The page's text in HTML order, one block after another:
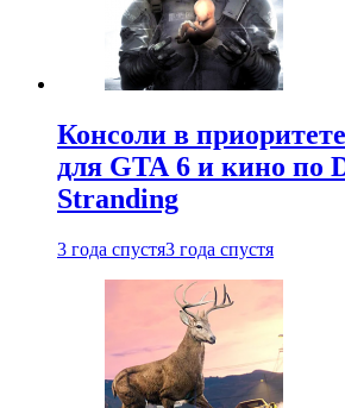
Консоли в приоритете
для GTA 6 и кино по
Stranding
3 года спустя3 года спустя